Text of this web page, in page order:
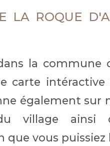
LA ROQUE
la commune
carte
également sur
village ainsi
que vous